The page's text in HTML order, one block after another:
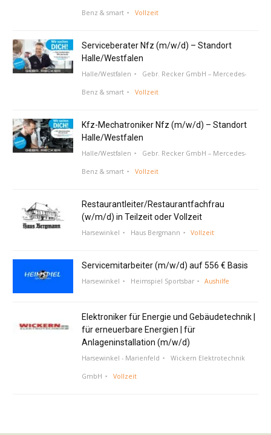
Benz & smart Vollzeit
Serviceberater Nfz (m/w/d) – Standort
Halle/Westfalen
Halle/Westfalen Gebr. Recker GmbH – Mercedes-
Benz & smart Vollzeit
Kfz-Mechatroniker Nfz (m/w/d) – Standort
Halle/Westfalen
Halle/Westfalen Gebr. Recker GmbH – Mercedes-
Benz & smart Vollzeit
Restaurantleiter/Restaurantfachfrau
(w/m/d) in Teilzeit oder Vollzeit
Harsewinkel Haus Bergmann Vollzeit
Servicemitarbeiter (m/w/d) auf 556 € Basis
Harsewinkel Heimspiel Sportsbar Aushilfe
Elektroniker für Energie und Gebäudetechnik |
für erneuerbare Energien | für
Anlageninstallation (m/w/d)
Harsewinkel - Marienfeld Wickern Elektrotechnik
GmbH Vollzeit